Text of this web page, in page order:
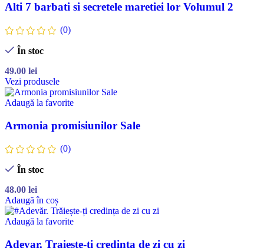
Alti 7 barbati si secretele maretiei lor Volumul 2
(0)
În stoc
49.00 lei
Vezi produsele
Adaugă la favorite
Armonia promisiunilor Sale
(0)
În stoc
48.00 lei
Adaugă în coș
Adaugă la favorite
Adevar. Traieste-ti credinta de zi cu zi